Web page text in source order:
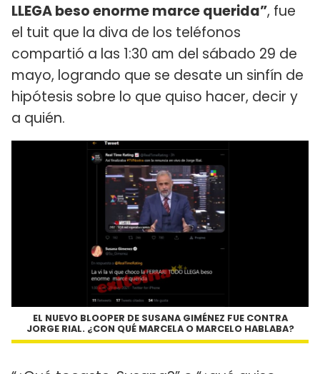
LLEGA beso enorme marce querida”, fue
el tuit que la diva de los teléfonos
compartió a las 1:30 am del sábado 29 de
mayo, logrando que se desate un sinfín de
hipótesis sobre lo que quiso hacer, decir y
a quién.
EL NUEVO BLOOPER DE SUSANA GIMÉNEZ FUE CONTRA
JORGE RIAL. ¿CON QUÉ MARCELA O MARCELO HABLABA?